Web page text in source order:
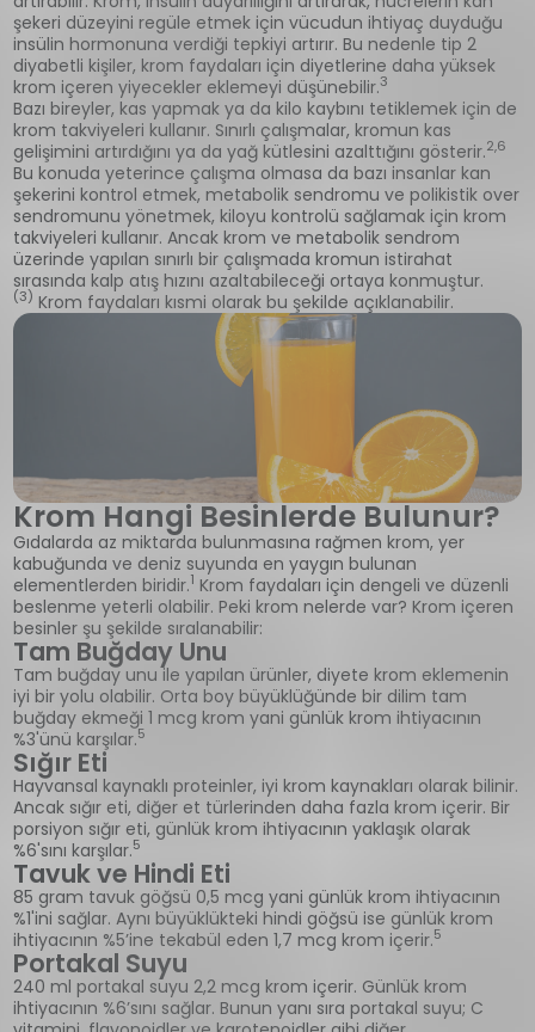
şekeri düzeyini regüle etmek için vücudun ihtiyaç duyduğu
insülin hormonuna verdiği tepkiyi artırır. Bu nedenle tip 2
diyabetli kişiler, krom faydaları için diyetlerine daha yüksek
krom içeren yiyecekler eklemeyi düşünebilir.3
Bazı bireyler, kas yapmak ya da kilo kaybını tetiklemek için de
krom takviyeleri kullanır. Sınırlı çalışmalar, kromun kas
gelişimini artırdığını ya da yağ kütlesini azalttığını gösterir.2,6
Bu konuda yeterince çalışma olmasa da bazı insanlar kan
şekerini kontrol etmek, metabolik sendromu ve polikistik over
sendromunu yönetmek, kiloyu kontrolü sağlamak için krom
takviyeleri kullanır. Ancak krom ve metabolik sendrom
üzerinde yapılan sınırlı bir çalışmada kromun istirahat
sırasında kalp atış hızını azaltabileceği ortaya konmuştur.
(3) Krom faydaları kısmi olarak bu şekilde açıklanabilir.
Krom Hangi Besinlerde Bulunur?
Gıdalarda az miktarda bulunmasına rağmen krom, yer
kabuğunda ve deniz suyunda en yaygın bulunan
elementlerden biridir.1 Krom faydaları için dengeli ve düzenli
beslenme yeterli olabilir. Peki krom nelerde var? Krom içeren
besinler şu şekilde sıralanabilir:
Tam Buğday Unu
Tam buğday unu ile yapılan ürünler, diyete krom eklemenin
iyi bir yolu olabilir. Orta boy büyüklüğünde bir dilim tam
buğday ekmeği 1 mcg krom yani günlük krom ihtiyacının
%3'ünü karşılar.5
Sığır Eti
Hayvansal kaynaklı proteinler, iyi krom kaynakları olarak bilinir.
Ancak sığır eti, diğer et türlerinden daha fazla krom içerir. Bir
porsiyon sığır eti, günlük krom ihtiyacının yaklaşık olarak
%6'sını karşılar.5
Tavuk ve Hindi Eti
85 gram tavuk göğsü 0,5 mcg yani günlük krom ihtiyacının
%1'ini sağlar. Aynı büyüklükteki hindi göğsü ise günlük krom
ihtiyacının %5’ine tekabül eden 1,7 mcg krom içerir.5
Portakal Suyu
240 ml portakal suyu 2,2 mcg krom içerir. Günlük krom
ihtiyacının %6’sını sağlar. Bunun yanı sıra portakal suyu; C